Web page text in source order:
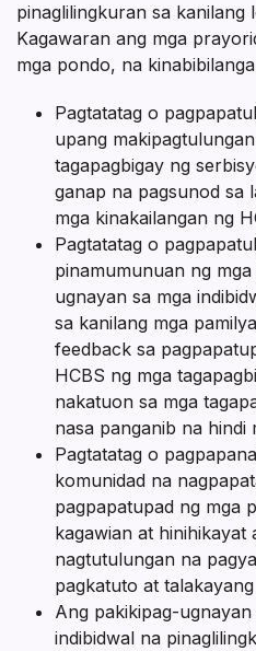
pinaglilingkuran sa
Kagawaran ang mga
mga pondo, na
Pagtatatag o
upang
tagapagbigay ng
ganap na pagsunod sa
mga kinakailangan ng
Pagtatatag o
pinamumunuan ng
ugnayan sa mga
sa kanilang mga
feedback sa
HCBS ng mga
nakatuon sa mga
nasa panganib na hindi
Pagtatatag o
komunidad na
pagpapatupad ng mga
kagawian at hinihikayat
nagtutulungan na
pagkatuto at
Ang pakikipag-
indibidwal na